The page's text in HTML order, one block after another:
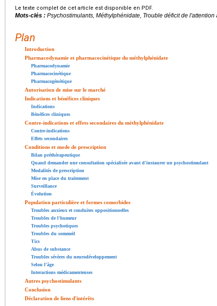
Le texte complet de cet article est disponible en PDF.
Mots-clés : Psychostimulants, Méthylphénidate, Trouble déficit de
Plan
Introduction
Pharmacodynamie et pharmacocinétique du méthylphénidate
Pharmacodynamie
Pharmacocinétique
Pharmacogénétique
Autorisation de mise sur le marché
Indications et bénéfices cliniques
Indications
Bénéfices cliniques
Contre-indications et effets secondaires du méthylphénidate
Contre-indications
Effets secondaires
Conditions et mode de prescription
Bilan préthérapeutique
Quand demander une consultation spécialisée avant d'instaurer un psychostimulant
Modalités de prescription
Mise en place du traitement
Surveillance
Évolution
Population particulière et formes comorbides
Troubles anxieux et conduites oppositionnelles
Troubles de l'humeur
Troubles psychotiques
Troubles du sommeil
Tics
Abus de substance
Troubles sévères du neurodéveloppement
Selon l'âge
Interactions médicamenteuses
Autres psychostimulants
Conclusion
Déclaration de liens d'intérêts